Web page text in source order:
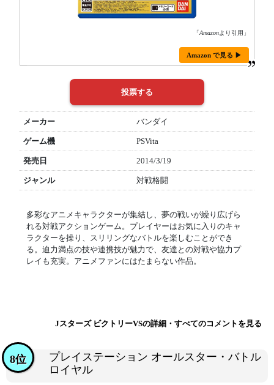
「Amazonより引用」
Amazon で見る ▶
メーカー バンダイ
ゲーム機 PSVita
発売日 2014/3/19
ジャンル 対戦格闘
多彩なアニメキャラクターが集結し、夢の戦いが繰り広げら
れる対戦アクションゲーム。プレイヤーはお気に入りのキャ
ラクターを操り、スリリングなバトルを楽しむことができ
る。迫力満点の技や連携技が魅力で、友達との対戦や協力プ
レイも充実。アニメファンにはたまらない作品。
Jスターズ ビクトリーVSの詳細・すべてのコメントを見る
プレイステーション オールスター・バトル
ロイヤル
8位